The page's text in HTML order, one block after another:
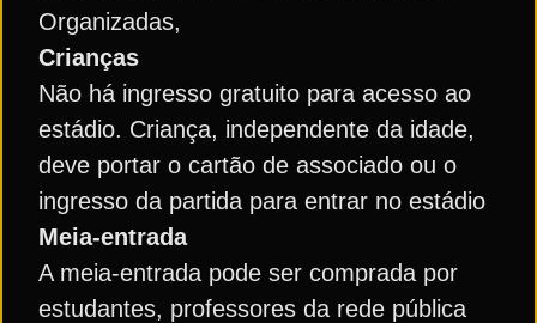
Organizadas,
Crianças
Não há ingresso gratuito para acesso ao
estádio. Criança, independente da idade,
deve portar o cartão de associado ou o
ingresso da partida para entrar no estádio
Meia-entrada
A meia-entrada pode ser comprada por
estudantes, professores da rede pública